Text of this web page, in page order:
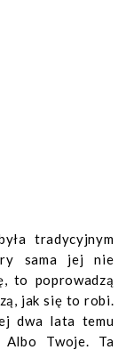
tradycyjnym
sama jej nie
to poprowadzą
jak się to robi.
dwa lata temu
Albo Twoje. Ta